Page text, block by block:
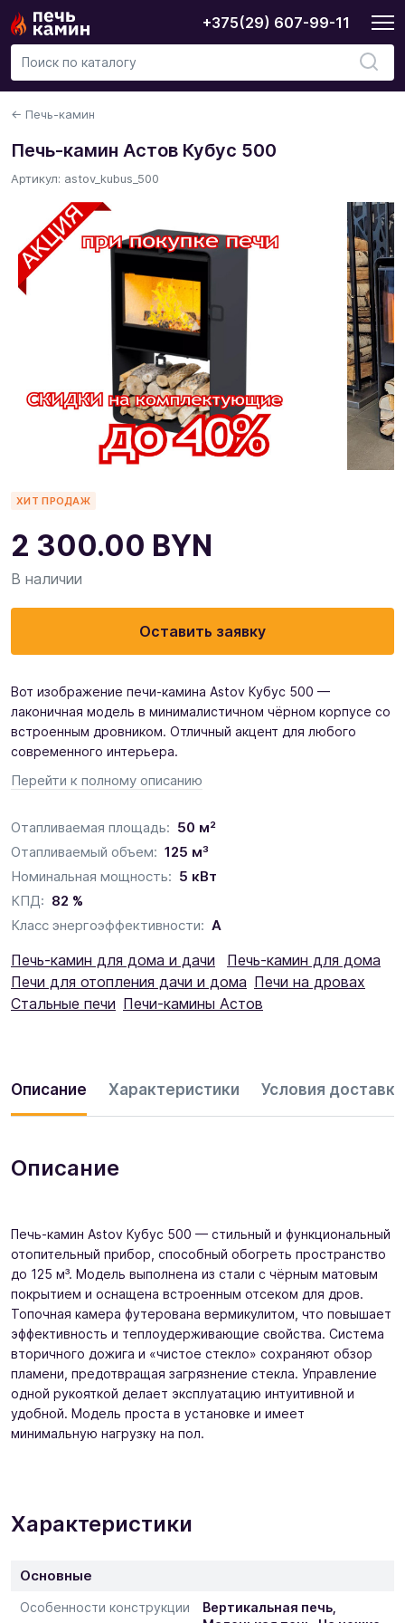
+375(29) 607-99-11
← Печь-камин
Печь-камин Астов Кубус 500
Артикул: astov_kubus_500
ХИТ ПРОДАЖ
2 300.00 BYN
В наличии
Оставить заявку
Вот изображение печи-камина Astov Кубус 500 —
лаконичная модель в минималистичном чёрном корпусе со
встроенным дровником. Отличный акцент для любого
современного интерьера.
Перейти к полному описанию
Отапливаемая площадь: 50 м²
Отапливаемый объем: 125 м³
Номинальная мощность: 5 кВт
КПД: 82 %
Класс энергоэффективности: А
Печь-камин для дома и дачи
Печь-камин для дома
Печи для отопления дачи и дома Печи на дровах
Стальные печи Печи-камины Астов
Описание Характеристики Условия доставки
Описание
Печь-камин Astov Кубус 500 — стильный и функциональный
отопительный прибор, способный обогреть пространство
до 125 м³. Модель выполнена из стали с чёрным матовым
покрытием и оснащена встроенным отсеком для дров.
Топочная камера футерована вермикулитом, что повышает
эффективность и теплоудерживающие свойства. Система
вторичного дожига и «чистое стекло» сохраняют обзор
пламени, предотвращая загрязнение стекла. Управление
одной рукояткой делает эксплуатацию интуитивной и
удобной. Модель проста в установке и имеет
минимальную нагрузку на пол.
Характеристики
Основные
Особенности конструкции
Вертикальная печь,